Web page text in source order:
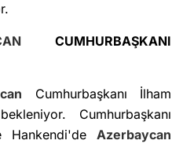
CUMHURBAŞKANI
Cumhurbaşkanı İlham
Cumhurbaşkanı
Hankendi'de Azerbaycan